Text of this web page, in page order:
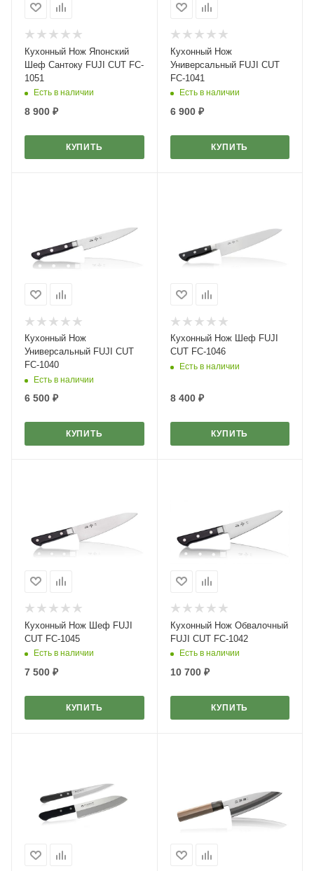
Кухонный Нож Японский
Шеф Сантоку FUJI CUT FC-
1051
Есть в наличии
8 900 ₽
КУПИТЬ
Кухонный Нож
Универсальный FUJI CUT
FC-1041
Есть в наличии
6 900₽
КУПИТЬ
Кухонный Нож
Универсальный FUJI CUT
FC-1040
Есть в наличии
6 500 ₽
КУПИТЬ
Кухонный Нож Шеф FUJI
CUT FC-1046
Есть в наличии
8 400₽
КУПИТЬ
Кухонный Нож Шеф FUJI
CUT FC-1045
Есть в наличии
7 500 ₽
КУПИТЬ
Кухонный Нож Обвалочный
FUJI CUT FC-1042
Есть в наличии
10 700₽
КУПИТЬ